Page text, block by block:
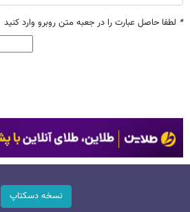
* لطفا حاصل عبارت را در جعبه متن روبرو وارد کنید
نسخه دسکتاپ